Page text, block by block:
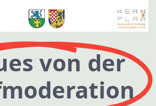
von der